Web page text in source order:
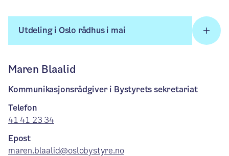
Utdeling i Oslo rådhus i mai
Maren Blaalid
Kommunikasjonsrådgiver i Bystyrets sekretariat
Telefon
41 41 23 34
Epost
maren.blaalid@oslobystyre.no